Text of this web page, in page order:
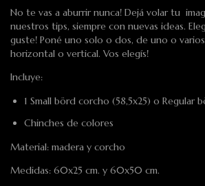
No te vas a aburrir nunca! Dejá volar tu
nuestros tips, siempre con nuevas ideas.
guste! Poné uno solo o dos, de uno o
horizontal o vertical. Vos elegís!
Incluye:
1 Small börd corcho (58,5x25) o Regular
Chinches de colores
Material: madera y corcho
Medidas: 60x25 cm. y 60x50 cm.